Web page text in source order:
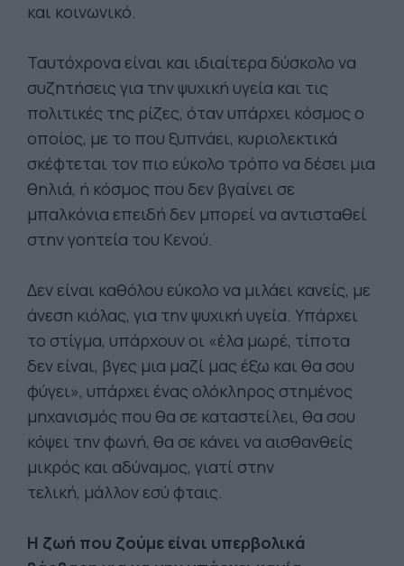
και κοινωνικό.
Ταυτόχρονα είναι και ιδιαίτερα δύσκολο να
συζητήσεις για την ψυχική υγεία και τις
πολιτικές της ρίζες, όταν υπάρχει κόσμος ο
οποίος, με το που ξυπνάει, κυριολεκτικά
σκέφτεται τον πιο εύκολο τρόπο να δέσει μια
θηλιά, ή κόσμος που δεν βγαίνει σε
μπαλκόνια επειδή δεν μπορεί να αντισταθεί
στην γοητεία του Κενού.
Δεν είναι καθόλου εύκολο να μιλάει κανείς, με
άνεση κιόλας, για την ψυχική υγεία. Υπάρχει
το στίγμα, υπάρχουν οι «έλα μωρέ, τίποτα
δεν είναι, βγες μια μαζί μας έξω και θα σου
φύγει», υπάρχει ένας ολόκληρος στημένος
μηχανισμός που θα σε καταστείλει, θα σου
κόψει την φωνή, θα σε κάνει να αισθανθείς
μικρός και αδύναμος, γιατί στην
τελική, μάλλον εσύ φταις.
Η ζωή που ζούμε είναι υπερβολικά